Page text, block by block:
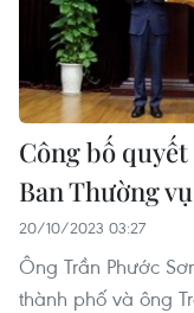
Công bố
Ban Thường
20/10/2023 03:27
Ông Trần Phước
thành phố và ông